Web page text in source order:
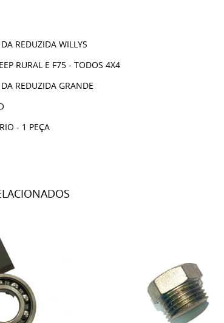
REDUZIDA WILLYS
RURAL E F75 - TODOS 4X4
REDUZIDA GRANDE
- 1 PEÇA